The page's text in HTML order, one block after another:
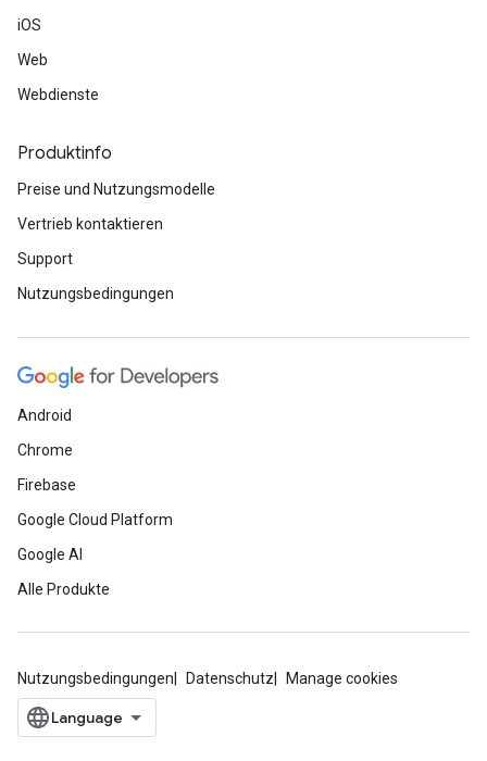
iOS
Web
Webdienste
Produktinfo
Preise und Nutzungsmodelle
Vertrieb kontaktieren
Support
Nutzungsbedingungen
Android
Chrome
Firebase
Google Cloud Platform
Google AI
Alle Produkte
Nutzungsbedingungen Datenschutz Manage cookies